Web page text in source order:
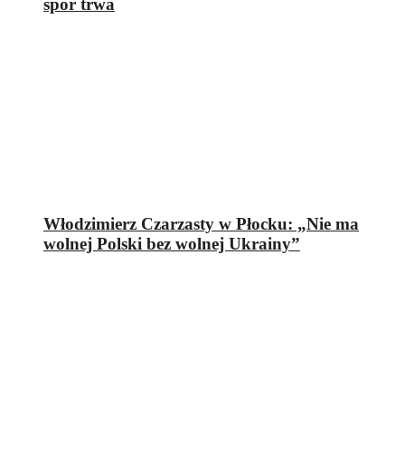
spór trwa
Włodzimierz Czarzasty w Płocku: „Nie ma
wolnej Polski bez wolnej Ukrainy”